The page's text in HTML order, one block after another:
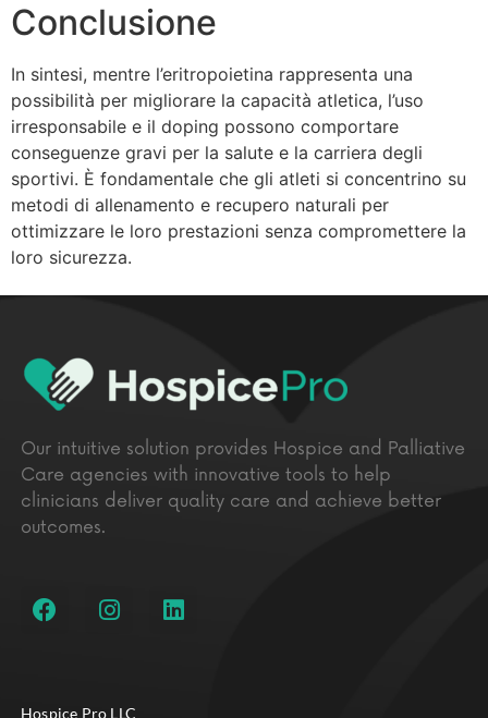
Conclusione
In sintesi, mentre l’eritropoietina rappresenta una
possibilità per migliorare la capacità atletica, l’uso
irresponsabile e il doping possono comportare
conseguenze gravi per la salute e la carriera degli
sportivi. È fondamentale che gli atleti si concentrino su
metodi di allenamento e recupero naturali per
ottimizzare le loro prestazioni senza compromettere la
loro sicurezza.
Our intuitive solution provides Hospice and Palliative
Care agencies with innovative tools to help
clinicians deliver quality care and achieve better
outcomes.
Hospice Pro LLC